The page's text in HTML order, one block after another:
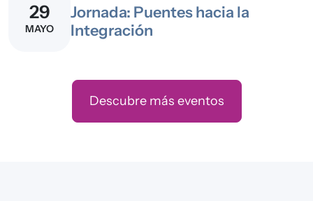
29
MAYO
Jornada: Puentes hacia la
Integración
Descubre más eventos